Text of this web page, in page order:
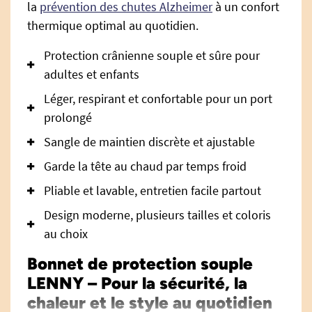
la prévention des chutes Alzheimerà un confort
thermique optimal au quotidien.
Protection crânienne souple et sûre pour
adultes et enfants
Léger, respirant et confortable pour un port
prolongé
Sangle de maintien discrète et ajustable
Garde la tête au chaud par temps froid
Pliable et lavable, entretien facile partout
Design moderne, plusieurs tailles et coloris
au choix
Bonnet de protection souple
LENNY – Pour la sécurité, la
chaleur et le style au quotidien